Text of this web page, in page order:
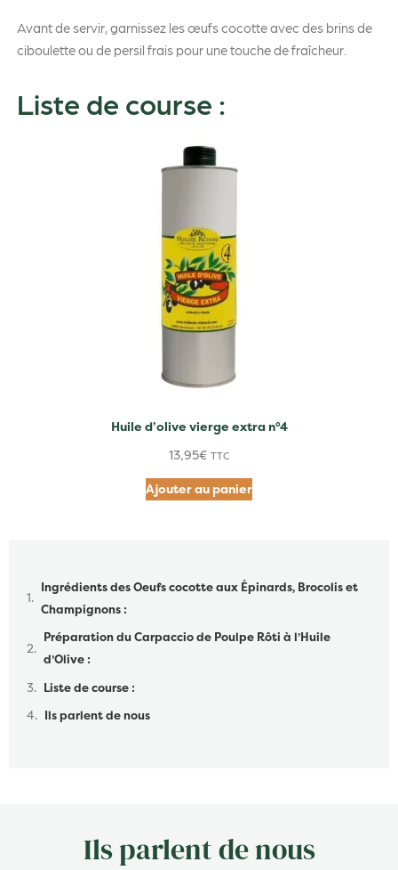
Avant de servir, garnissez les œufs cocotte avec des brins de
ciboulette ou de persil frais pour une touche de fraîcheur.
Liste de course :
Huile d’olive vierge extra n°4
13,95€ TTC
Ajouter au panier
Ingrédients des Oeufs cocotte aux Épinards, Brocolis et
Champignons :
Préparation du Carpaccio de Poulpe Rôti à l’Huile
d’Olive :
Liste de course :
Ils parlent de nous
Ils parlent de nous